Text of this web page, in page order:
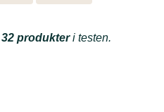
32 produkteri testen.